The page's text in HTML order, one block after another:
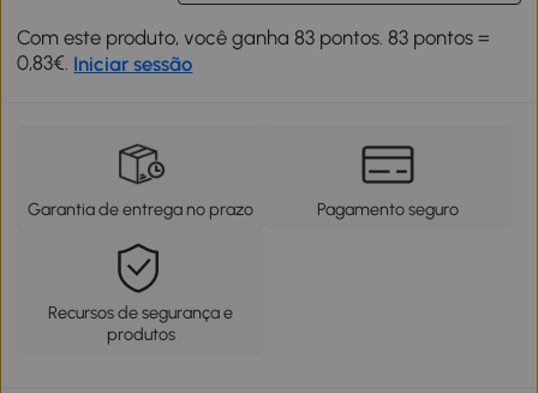
Com este produto, você ganha 83 pontos. 83 pontos =
0,83€. Iniciar sessão
Garantia de entrega no prazo Pagamento seguro
Recursos de segurança e
produtos